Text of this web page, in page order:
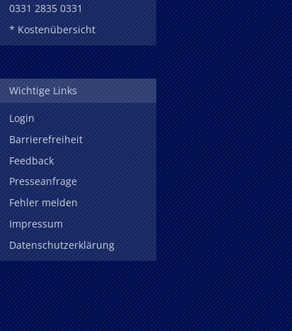
0331 2835 0331
* Kostenübersicht
Wichtige Links
Login
Barrierefreiheit
Feedback
Presseanfrage
Fehler melden
Impressum
Datenschutzerklärung